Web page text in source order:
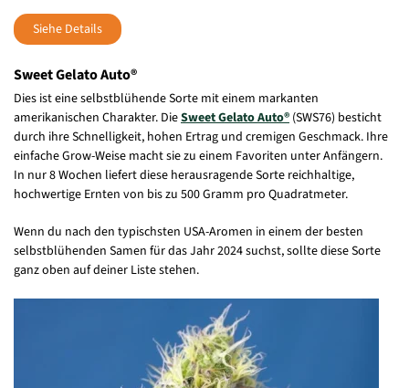
Siehe Details
Sweet Gelato Auto®
Dies ist eine selbstblühende Sorte mit einem markanten
amerikanischen Charakter. DieSweet Gelato Auto® (SWS76) besticht
durch ihre Schnelligkeit, hohen Ertrag und cremigen Geschmack. Ihre
einfache Grow-Weise macht sie zu einem Favoriten unter Anfängern.
In nur 8 Wochen liefert diese herausragende Sorte reichhaltige,
hochwertige Ernten von bis zu 500 Gramm pro Quadratmeter.
Wenn du nach den typischsten USA-Aromen in einem der besten
selbstblühenden Samen für das Jahr 2024 suchst, sollte diese Sorte
ganz oben auf deiner Liste stehen.